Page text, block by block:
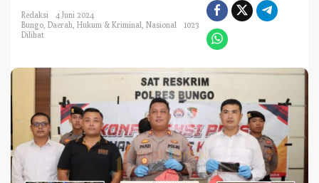
i
o
s
e
P
e
t
i
Redaksi
4 Juni 2024
Bungo Daerah Hukum & Kriminal Nasional
1023
Dilihat